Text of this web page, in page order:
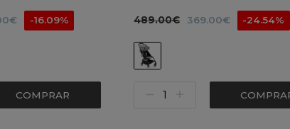
-16.09%
COMPRAR
489.00€ 369.00€ -24.54%